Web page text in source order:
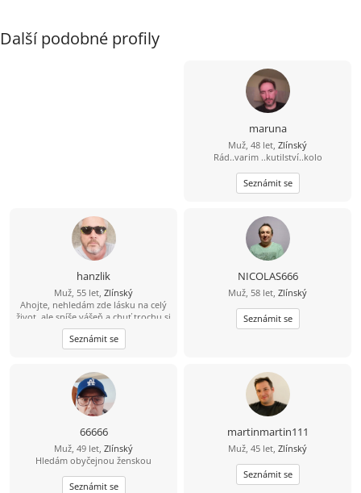
Další podobné profily
maruna
Muž, 48 let, Zlínský
Rád..varim ..kutilství..kolo
Seznámit se
hanzlik
Muž, 55 let, Zlínský
Ahojte, nehledám zde lásku na celý
život, ale spíše vášeň a chuť trochu si
ještě užít sexu. Nabízím diskrétnost,
serióznost, mobilitu a hlavně velkou
chuť. Pokud jsi na tom podobně,
Seznámit se
NICOLAS666
Muž, 58 let, Zlínský
Seznámit se
66666
Muž, 49 let, Zlínský
Hledám obyčejnou ženskou
Seznámit se
martinmartin111
Muž, 45 let, Zlínský
Seznámit se